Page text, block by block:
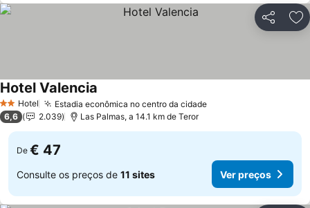
Partilhar
2 Estrelas
Hotel Estadia econômica no centro da cidade
Hotel Valencia
6,6 2.039 Las Palmas, a 14.1 km de Teror
De € 47
Consulte os preços de 11 sites Ver preços